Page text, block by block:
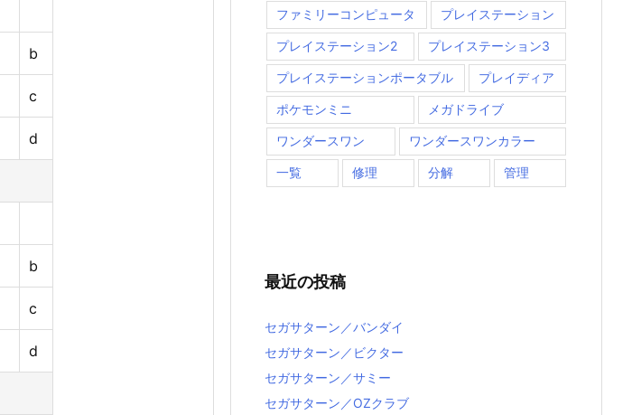
b
c
d
b
c
d
ファミリーコンピュータ プレイステーション
プレイステーション2 プレイステーション3
プレイステーションポータブル プレイディア
ポケモンミニ メガドライブ
ワンダースワン ワンダースワンカラー
一覧 修理 分解 管理
最近の投稿
セガサターン／バンダイ
セガサターン／ビクター
セガサターン／サミー
セガサターン／OZクラブ